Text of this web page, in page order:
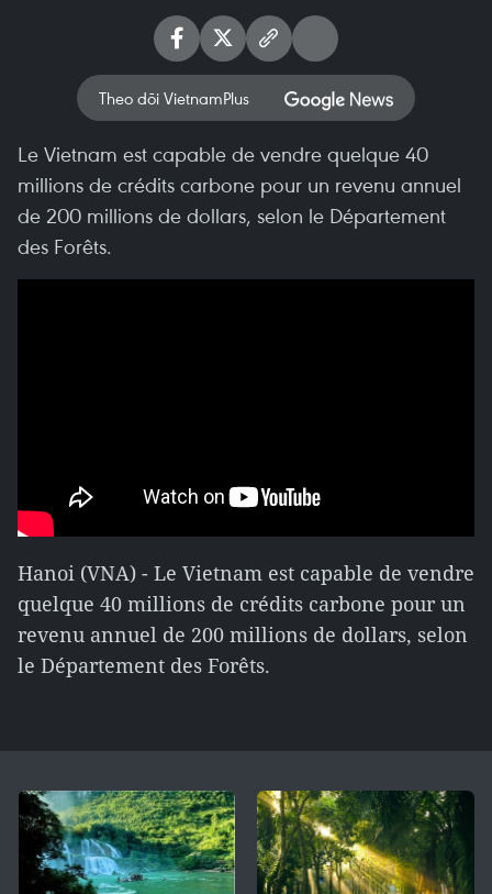
Theo dõi VietnamPlus
Le Vietnam est capable de vendre quelque 40
millions de crédits carbone pour un revenu annuel
de 200 millions de dollars, selon le Département
des Forêts.
Hanoi (VNA) - Le Vietnam est capable de vendre
quelque 40 millions de crédits carbone pour un
revenu annuel de 200 millions de dollars, selon
le Département des Forêts.